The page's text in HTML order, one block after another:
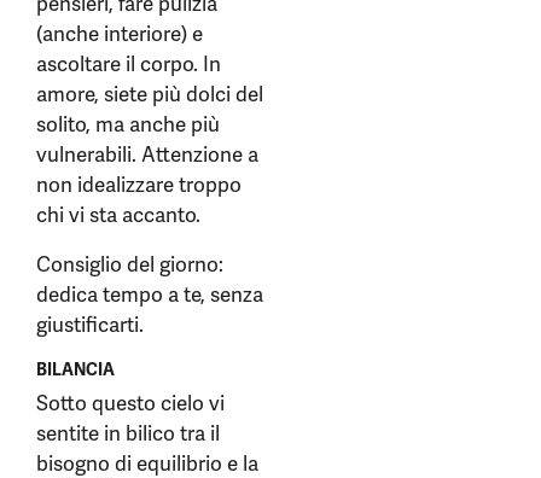
(anche interiore) e
ascoltare il corpo. In
amore, siete più dolci del
solito, ma anche più
vulnerabili. Attenzione a
non idealizzare troppo
chi vi sta accanto.
Consiglio del giorno:
dedica tempo a te, senza
giustificarti.
BILANCIA
Sotto questo cielo vi
sentite in bilico tra il
bisogno di equilibrio e la